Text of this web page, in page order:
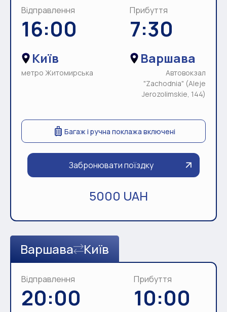
Відправлення
16:00
Київ
метро Житомирська
Прибуття
7:30
Варшава
Автовокзал
"Zachodnia" (Aleje
Jerozolimskie, 144)
Багаж і ручна поклажа включені
Забронювати поїздку
5000 UAH
Варшава Київ
Відправлення
20:00
Прибуття
10:00